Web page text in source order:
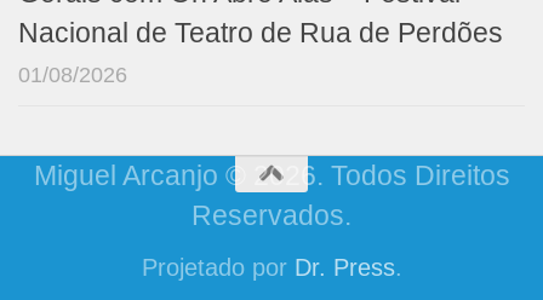
Nacional de Teatro de Rua de Perdões
01/08/2026
Miguel Arcanjo © 2026. Todos Direitos
Reservados.
Projetado por Dr. Press.